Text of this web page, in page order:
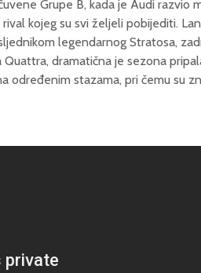
Grupe B, kada je Audi razvio
kojeg su svi željeli pobijediti.
legendarnog Stratosa,
dramatična je sezona
određenim stazama, pri čemu su
KONCERT KLASIČNE
GLAZBE / Marin Limić i
Neli Šestanović /
Utorak, 25.8., 21:00 /
Atrij Gradske vijećnice